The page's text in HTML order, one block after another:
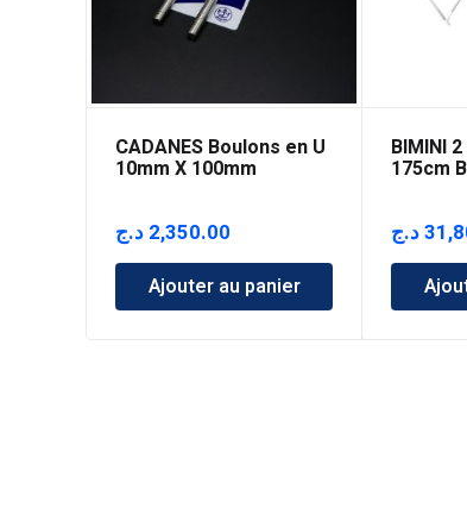
CADANES Boulons en U
10mm X 100mm
2,350.00 د.ج
Ajouter au panier
BIMINI
175cm
د.ج